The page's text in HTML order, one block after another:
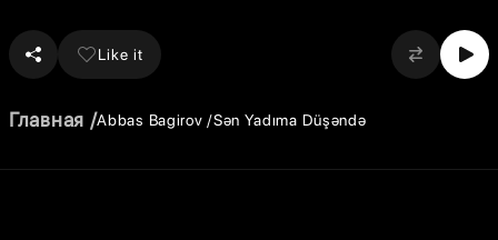
Like it
Главная Abbas Bagirov Sən Yadıma Düşəndə